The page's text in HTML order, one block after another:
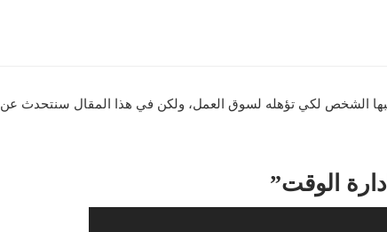
الشخص لكي تؤهله لسوق العمل، ولكن في هذا المقال سنتحدث عن